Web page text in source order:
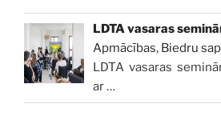
LDTA vasaras
Apmācības, Biedru
LDTA vasaras
ar…